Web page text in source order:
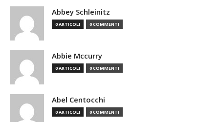
Abbey Schleinitz
0 ARTICOLI 0 COMMENTI
Abbie Mccurry
0 ARTICOLI 0 COMMENTI
Abel Centocchi
0 ARTICOLI 0 COMMENTI